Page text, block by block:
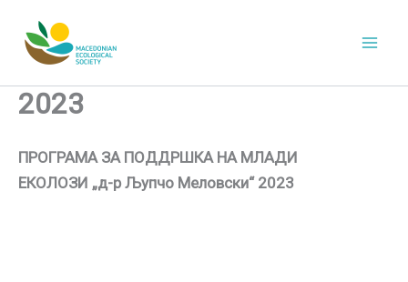
content
2023
ПРОГРАМА ЗА ПОДДРШКА НА МЛАДИ
ЕКОЛОЗИ „д-р Љупчо Меловски“ 2023